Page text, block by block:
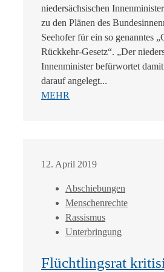
niedersächsischen
zu den Plänen des
Seehofer für ein so genanntes
Rückkehr-Gesetz“. „Der
Innenminister befürwortet
darauf angelegt...
MEHR
12. April 2019
Abschiebungen
Menschenrechte
Rassismus
Unterbringung
Flüchtlingsrat